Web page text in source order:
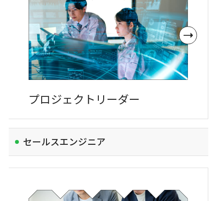
プロジェクト リーダー
セールスエンジニア